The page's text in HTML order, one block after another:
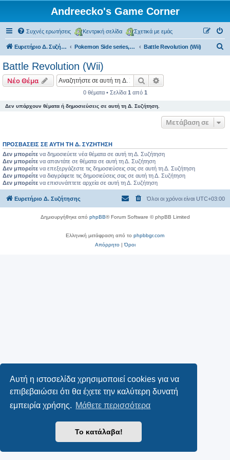
Αυτή η ιστοσελίδα χρησιμοποιεί cookies για να
επιβεβαιώσει ότι θα έχετε την καλύτερη δυνατή
εμπειρία χρήσης. Μάθετε περισσότερα
Το κατάλαβα!
Andreecko's Game Corner
Συχνές ερωτήσεις Κεντρική σελίδα Σχετικά με εμάς
Ευρετήριο Δ. Συζήτησης Pokemon Side series, Spin-offs Battle Revolution (Wii)
Battle Revolution (Wii)
Νέο Θέμα Αναζήτηση
0 θέματα • Σελίδα 1 από 1
Δεν υπάρχουν θέματα ή δημοσιεύσεις σε αυτή τη Δ. Συζήτηση.
Μετάβαση σε
ΠΡΟΣΒΆΣΕΙΣ ΣΕ ΑΥΤΉ ΤΗ Δ. ΣΥΖΉΤΗΣΗ
Δεν μπορείτε να δημοσιεύετε νέα θέματα σε αυτή τη Δ. Συζήτηση
Δεν μπορείτε να απαντάτε σε θέματα σε αυτή τη Δ. Συζήτηση
Δεν μπορείτε να επεξεργάζεστε τις δημοσιεύσεις σας σε αυτή τη Δ. Συζήτηση
Δεν μπορείτε να διαγράφετε τις δημοσιεύσεις σας σε αυτή τη Δ. Συζήτηση
Δεν μπορείτε να επισυνάπτετε αρχεία σε αυτή τη Δ. Συζήτηση
Ευρετήριο Δ. Συζήτησης Όλοι οι χρόνοι είναι UTC+03:00
Δημιουργήθηκε από phpBB® Forum Software © phpBB Limited
Ελληνική μετάφραση από το phpbbgr.com
Απόρρητο|Όροι